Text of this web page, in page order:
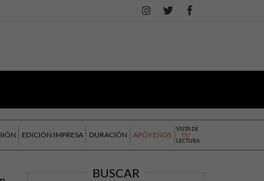
EDICIÓN IMPRESA DURACIÓN APÓYENOS
VISTA DE
LECTURA
BUSCAR